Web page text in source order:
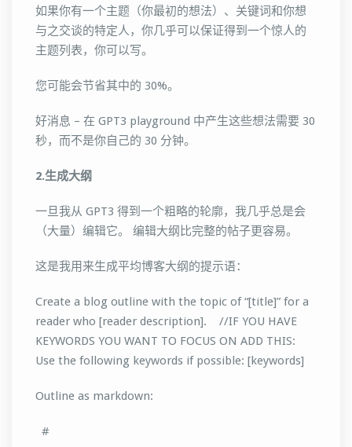
如果你有一个主题（你最初的想法）、关键词和你想
与之交谈的特定人，你几乎可以保证得到一个惊人的
主题列表，你可以写。
您可能会节省其中的 30%。
好消息 – 在 GPT3 playground 中产生这些想法需要 30
秒，而不是你自己的 30 分钟。
2.生成大纲
一旦我从 GPT3 得到一个粗略的轮廓，我几乎总是会
（大量）编辑它。 编辑大纲比完整的帖子更容易。
这是我用来生成平均博客大纲的提示语：
Create a blog outline with the topic of “[title]” for a
reader who [reader description]. //IF YOU HAVE
KEYWORDS YOU WANT TO FOCUS ON ADD THIS:
Use the following keywords if possible: [keywords]
Outline as markdown:
#